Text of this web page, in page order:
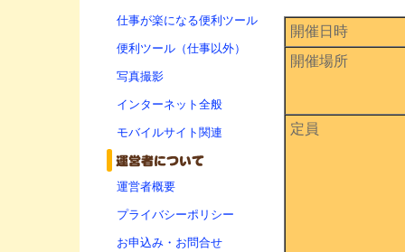
仕事が楽になる便利ツール
便利ツール（仕事以外）
写真撮影
インターネット全般
モバイルサイト関連
運営者概要
プライバシーポリシー
お申込み・お問合せ
開催日時
開催場所
定員